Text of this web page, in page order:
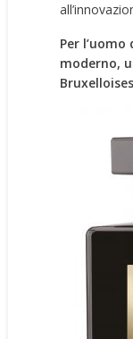
Per
moderno,